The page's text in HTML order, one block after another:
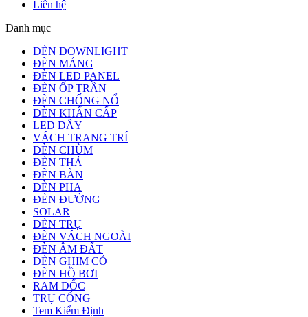
Liên hệ
Danh mục
ĐÈN DOWNLIGHT
ĐÈN MÁNG
ĐÈN LED PANEL
ĐÈN ỐP TRẦN
ĐÈN CHỐNG NỔ
ĐÈN KHẨN CẤP
LED DÂY
VÁCH TRANG TRÍ
ĐÈN CHÙM
ĐÈN THẢ
ĐÈN BÀN
ĐÈN PHA
ĐÈN ĐƯỜNG
SOLAR
ĐÈN TRỤ
ĐÈN VÁCH NGOÀI
ĐÈN ÂM ĐẤT
ĐÈN GHIM CỎ
ĐÈN HỒ BƠI
RAM DỐC
TRỤ CỔNG
Tem Kiểm Định